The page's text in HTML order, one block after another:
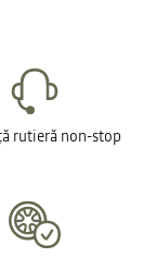
rutieră non-stop